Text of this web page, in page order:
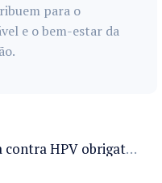
para o
e o bem-estar da
Projeto prevê vacina contra HPV obrigatória e testes moleculares para rastreamento do câncer do colo do útero